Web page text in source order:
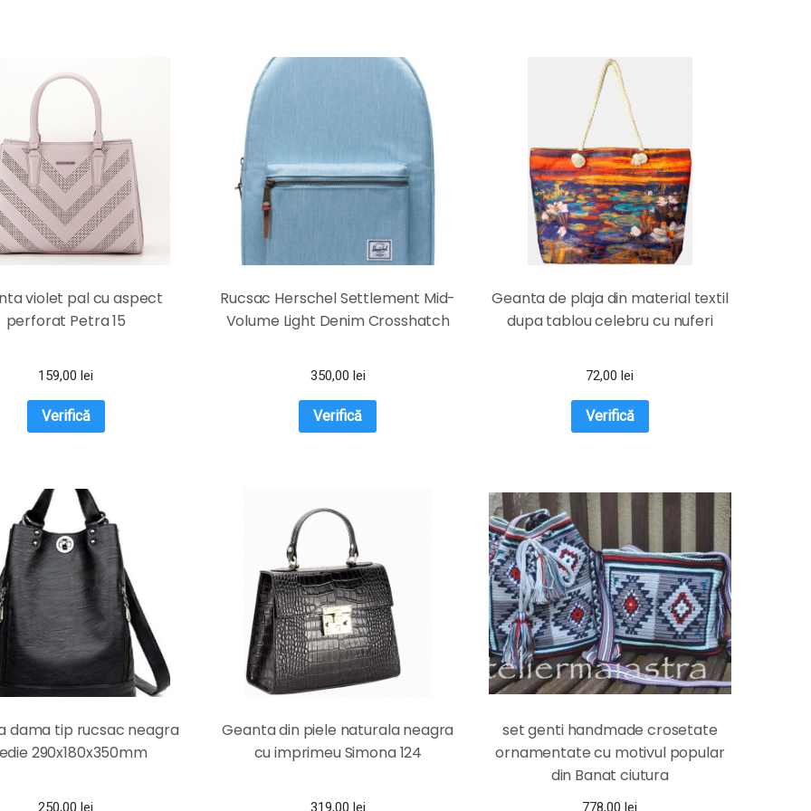
violet pal cu aspect
perforat Petra 15
159,00lei
Verifică
Rucsac Herschel Settlement Mid-
Volume Light Denim Crosshatch
350,00 lei
Verifică
Geanta de plaja din material textil
dupa tablou celebru cu nuferi
72,00lei
Verifică
dama tip rucsac neagra
290x180x350mm
250,00 lei
Geanta din piele naturala neagra
cu imprimeu Simona 124
319,00 lei
set genti handmade crosetate
ornamentate cu motivul popular
din Banat ciutura
778,00 lei